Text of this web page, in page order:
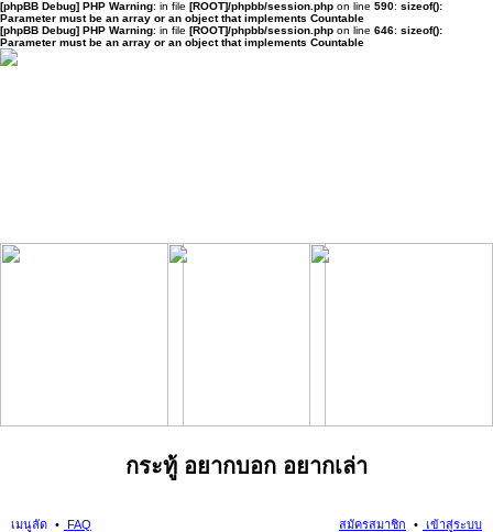
[phpBB Debug] PHP Warning: in file [ROOT]/phpbb/session.php on line 590: sizeof():
Parameter must be an array or an object that implements Countable
[phpBB Debug] PHP Warning: in file [ROOT]/phpbb/session.php on line 646: sizeof():
Parameter must be an array or an object that implements Countable
กระทู้ อยากบอก อยากเล่า
เมนูลัด FAQ เข้าสู่ระบบ
สมัครสมาชิก